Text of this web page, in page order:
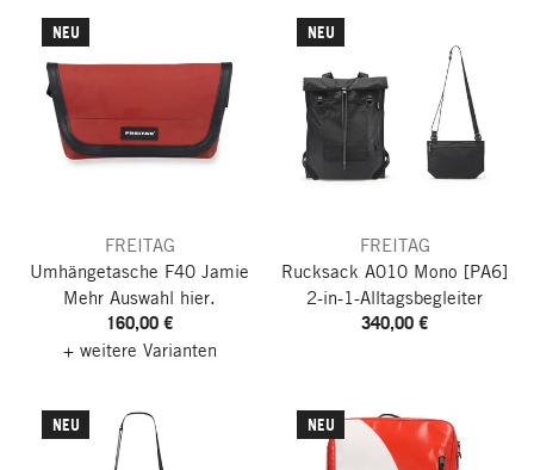
NEU
FREITAG
Umhängetasche F40 Jamie
Mehr Auswahl hier.
160,00 €
+ weitere Varianten
NEU
FREITAG
Rucksack A010 Mono [PA6]
2-in-1-Alltagsbegleiter
340,00 €
NEU NEU